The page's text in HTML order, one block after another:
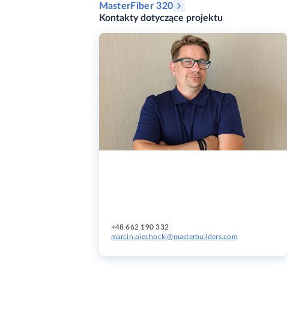
MasterFiber 320
Kontakty dotyczące projektu
+48 662 190 332
marcin.piechocki@masterbuilders.com